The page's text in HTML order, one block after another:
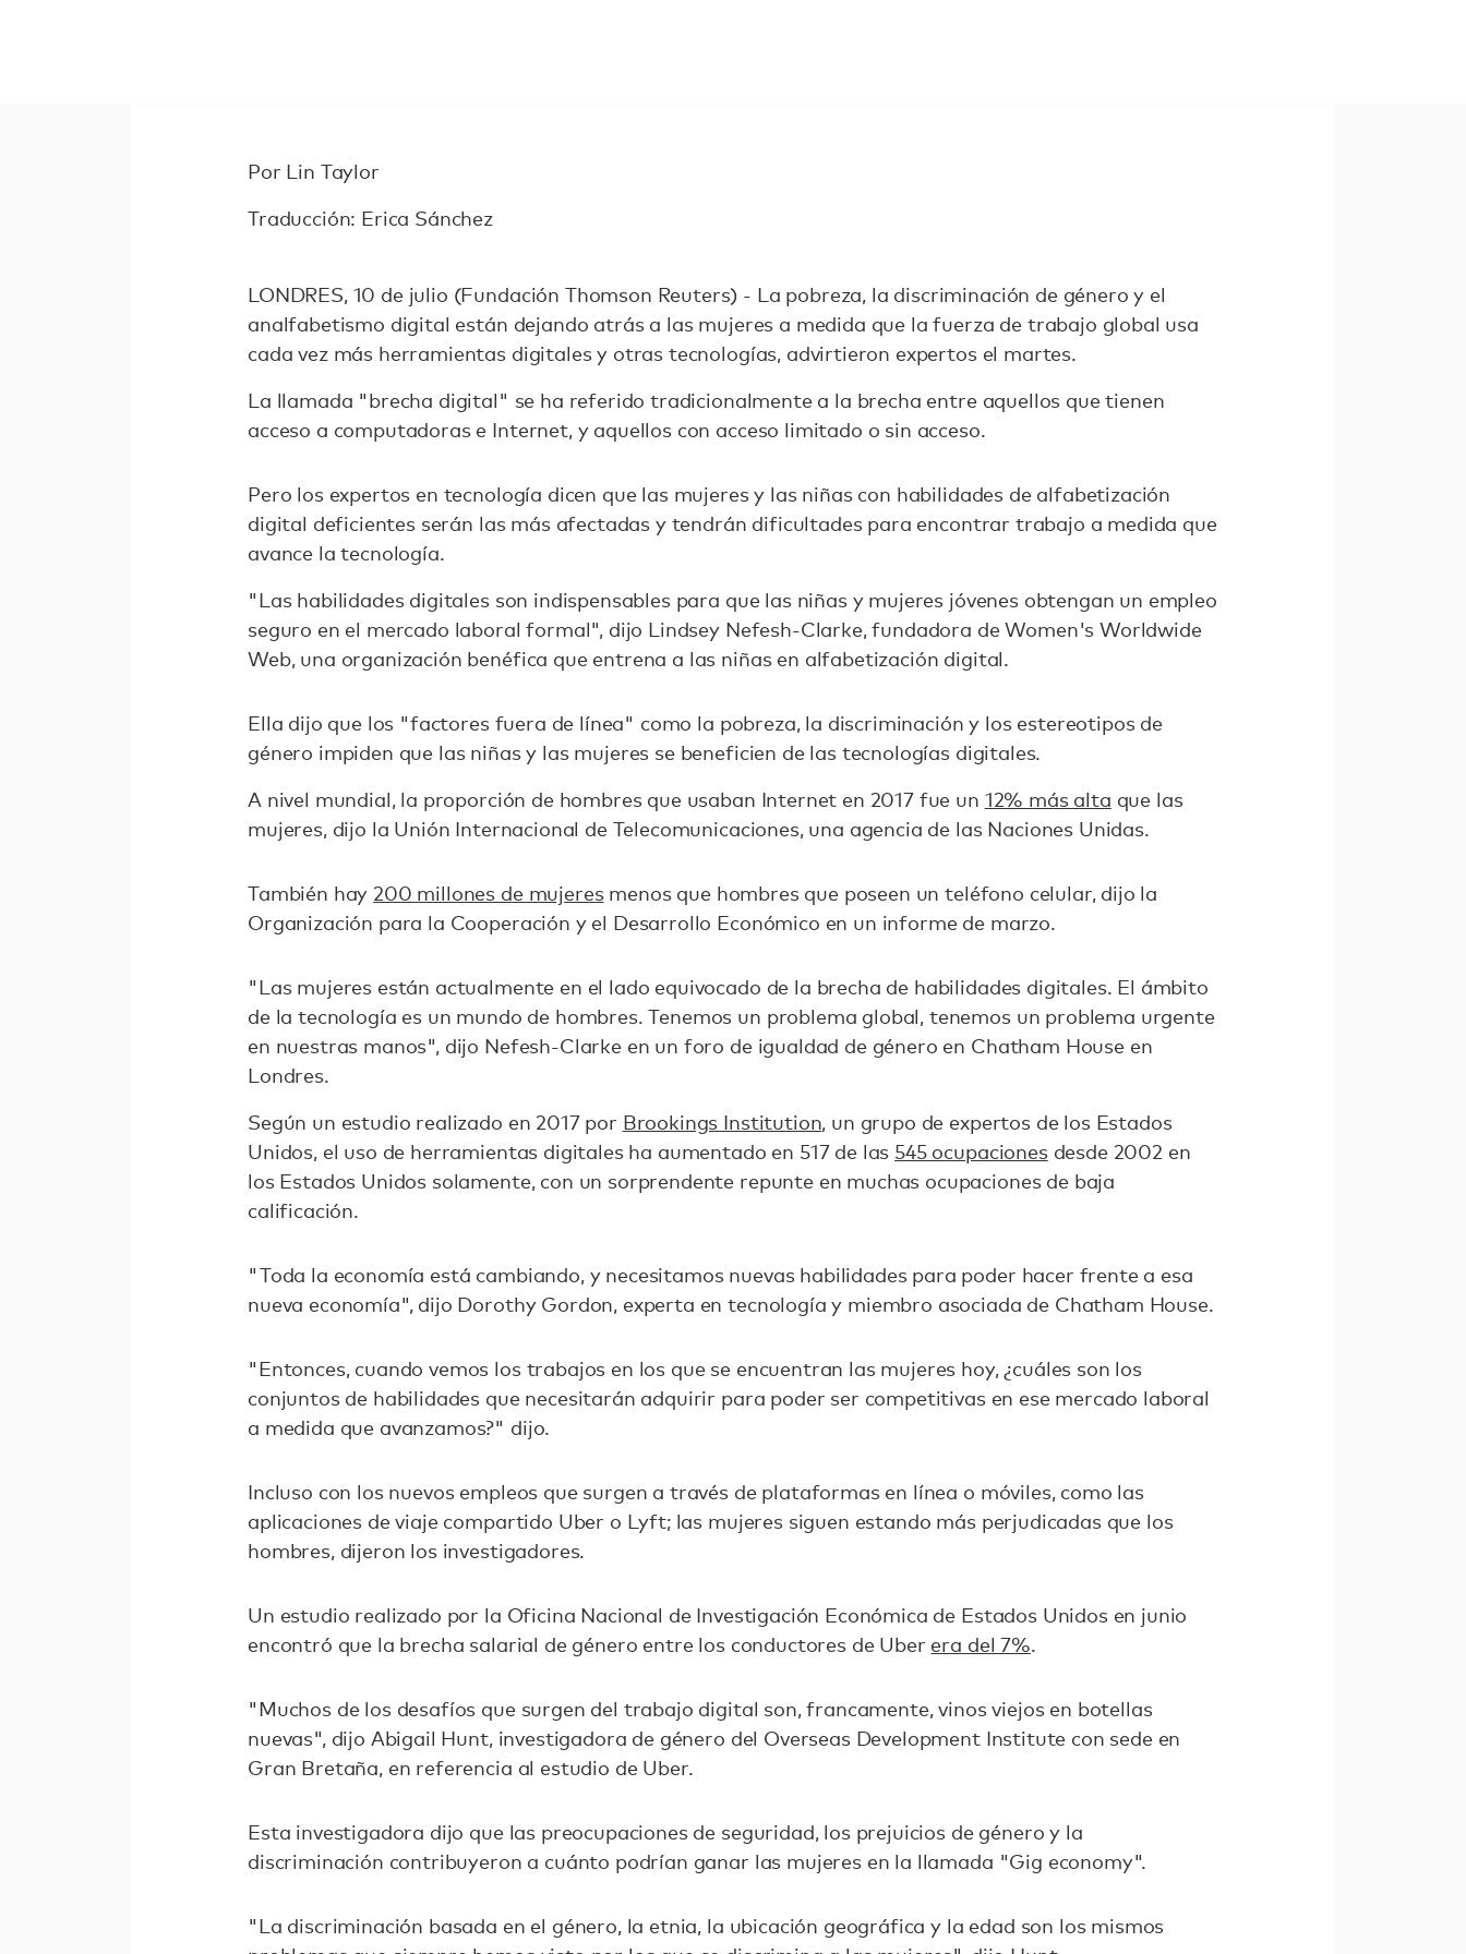
Por Lin Taylor
Traducción: Erica Sánchez
LONDRES, 10 de julio (Fundación Thomson Reuters) - La pobreza, la discriminación de género y el
analfabetismo digital están dejando atrás a las mujeres a medida que la fuerza de trabajo global usa
cada vez más herramientas digitales y otras tecnologías, advirtieron expertos el martes.
La llamada "brecha digital" se ha referido tradicionalmente a la brecha entre aquellos que tienen
acceso a computadoras e Internet, y aquellos con acceso limitado o sin acceso.
Pero los expertos en tecnología dicen que las mujeres y las niñas con habilidades de alfabetización
digital deficientes serán las más afectadas y tendrán dificultades para encontrar trabajo a medida que
avance la tecnología.
"Las habilidades digitales son indispensables para que las niñas y mujeres jóvenes obtengan un empleo
seguro en el mercado laboral formal", dijo Lindsey Nefesh-Clarke, fundadora de Women's Worldwide
Web, una organización benéfica que entrena a las niñas en alfabetización digital.
Ella dijo que los "factores fuera de línea" como la pobreza, la discriminación y los estereotipos de
género impiden que las niñas y las mujeres se beneficien de las tecnologías digitales.
A nivel mundial, la proporción de hombres que usaban Internet en 2017 fue un 12% más alta que las
mujeres, dijo la Unión Internacional de Telecomunicaciones, una agencia de las Naciones Unidas.
También hay 200 millones de mujeresmenos que hombres que poseen un teléfono celular, dijo la
Organización para la Cooperación y el Desarrollo Económico en un informe de marzo.
"Las mujeres están actualmente en el lado equivocado de la brecha de habilidades digitales. El ámbito
de la tecnología es un mundo de hombres. Tenemos un problema global, tenemos un problema urgente
en nuestras manos", dijo Nefesh-Clarke en un foro de igualdad de género en Chatham House en
Londres.
Según un estudio realizado en 2017 por Brookings Institution, un grupo de expertos de los Estados
Unidos, el uso de herramientas digitales ha aumentado en 517 de las 545 ocupacionesdesde 2002 en
los Estados Unidos solamente, con un sorprendente repunte en muchas ocupaciones de baja
calificación.
"Toda la economía está cambiando, y necesitamos nuevas habilidades para poder hacer frente a esa
nueva economía", dijo Dorothy Gordon, experta en tecnología y miembro asociada de Chatham House.
"Entonces, cuando vemos los trabajos en los que se encuentran las mujeres hoy, ¿cuáles son los
conjuntos de habilidades que necesitarán adquirir para poder ser competitivas en ese mercado laboral
a medida que avanzamos?" dijo.
Incluso con los nuevos empleos que surgen a través de plataformas en línea o móviles, como las
aplicaciones de viaje compartido Uber o Lyft; las mujeres siguen estando más perjudicadas que los
hombres, dijeron los investigadores.
Un estudio realizado por la Oficina Nacional de Investigación Económica de Estados Unidos en junio
encontró que la brecha salarial de género entre los conductores de Uber era del 7%.
"Muchos de los desafíos que surgen del trabajo digital son, francamente, vinos viejos en botellas
nuevas", dijo Abigail Hunt, investigadora de género del Overseas Development Institute con sede en
Gran Bretaña, en referencia al estudio de Uber.
Esta investigadora dijo que las preocupaciones de seguridad, los prejuicios de género y la
discriminación contribuyeron a cuánto podrían ganar las mujeres en la llamada "Gig economy".
"La discriminación basada en el género, la etnia, la ubicación geográfica y la edad son los mismos